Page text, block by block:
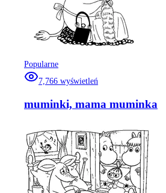
Popularne
7,766 wyświetleń
muminki, mama muminka